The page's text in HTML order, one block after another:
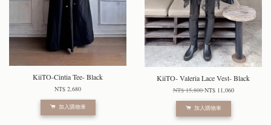
KiiTO-Cintia Tee- Black
NT$ 2,680
加入購物車
KiiTO- Valeria Lace Vest- Black
NT$ 15,800NT$ 11,060
加入購物車